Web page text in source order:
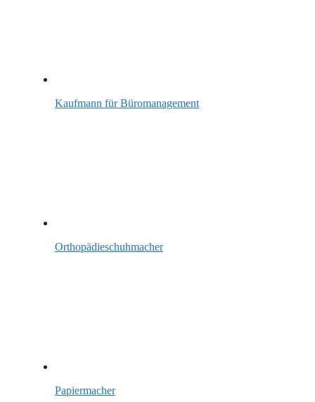
Kaufmann für Büromanagement
Orthopädieschuhmacher
Papiermacher